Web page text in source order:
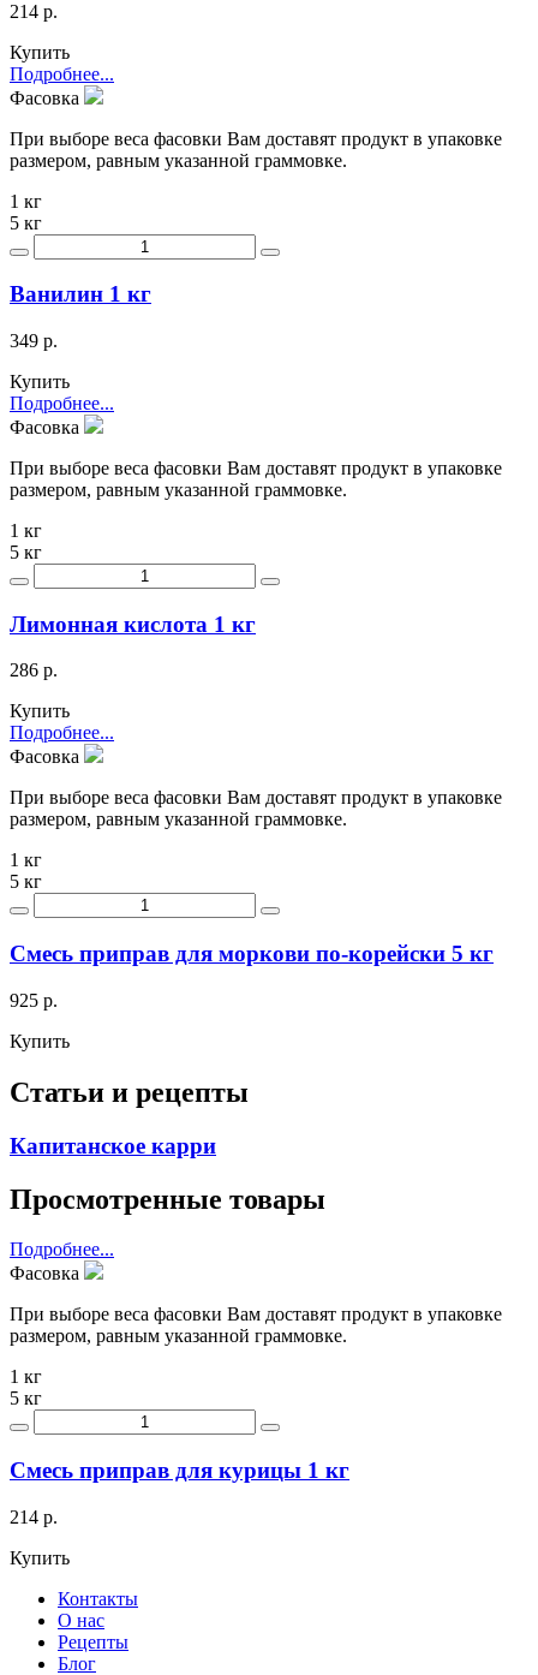
214 р.
Купить
Подробнее...
Фасовка
При выборе веса фасовки Вам доставят продукт в упаковке
размером, равным указанной граммовке.
1 кг
5 кг
Ванилин 1 кг
349 р.
Купить
Подробнее...
Фасовка
При выборе веса фасовки Вам доставят продукт в упаковке
размером, равным указанной граммовке.
1 кг
5 кг
Лимонная кислота 1 кг
286 р.
Купить
Подробнее...
Фасовка
При выборе веса фасовки Вам доставят продукт в упаковке
размером, равным указанной граммовке.
1 кг
5 кг
Смесь приправ для моркови по-корейски 5 кг
925 р.
Купить
Статьи и рецепты
Капитанское карри
Просмотренные товары
Подробнее...
Фасовка
При выборе веса фасовки Вам доставят продукт в упаковке
размером, равным указанной граммовке.
1 кг
5 кг
Смесь приправ для курицы 1 кг
214 р.
Купить
Контакты
О нас
Рецепты
Блог